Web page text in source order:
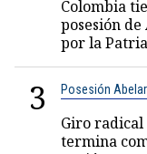
Colombia
posesión
por la
3 Posesión
Giro radical
termina